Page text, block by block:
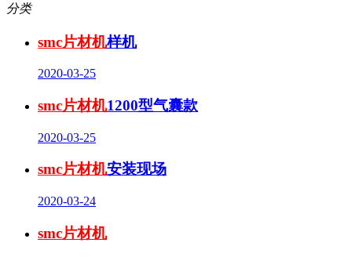
分类
smc片材机样机
2020-03-25
smc片材机1200型气囊款
2020-03-25
smc片材机安装现场
2020-03-24
smc片材机